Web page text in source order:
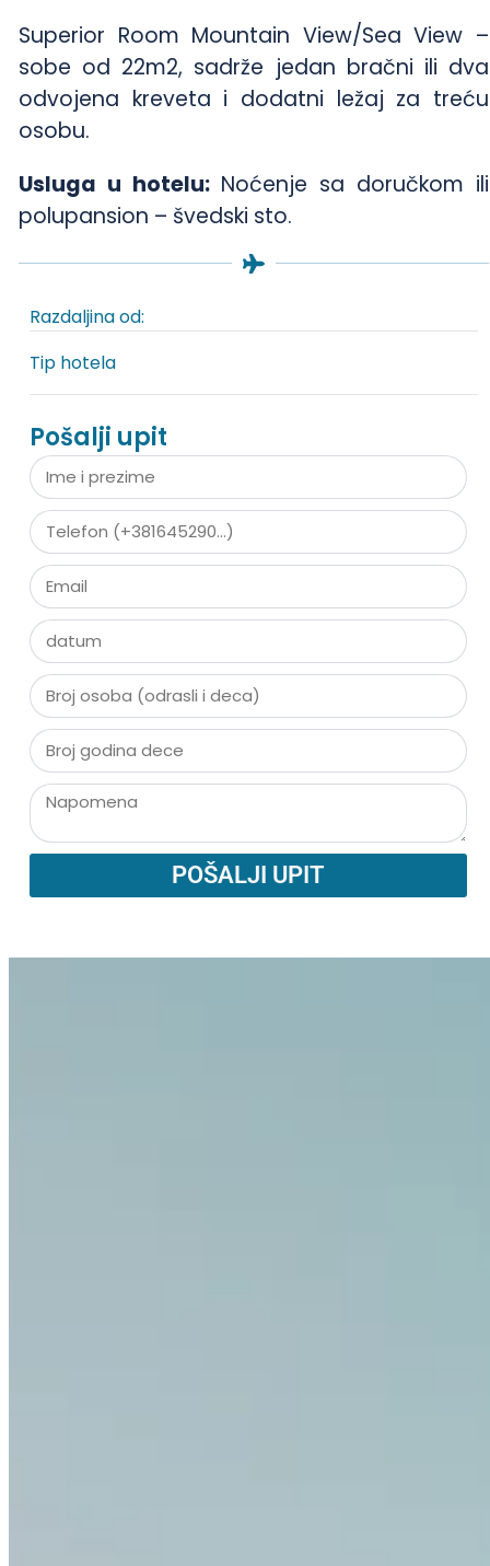
Superior Room Mountain View/Sea View –
sobe od 22m2, sadrže jedan bračni ili dva
odvojena kreveta i dodatni ležaj za treću
osobu.
Usluga u hotelu: Noćenje sa doručkom ili
polupansion – švedski sto.
Razdaljina od:
Tip hotela
Pošalji upit
POŠALJI UPIT